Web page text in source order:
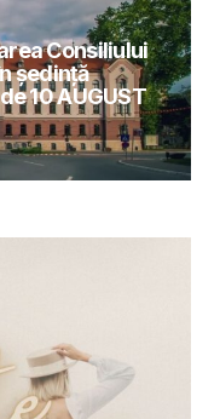
Consiliului
şedinţă
10 AUGUST